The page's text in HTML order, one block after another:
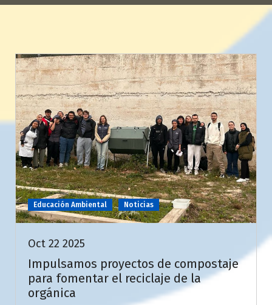
Educación Ambiental Noticias
Oct 22 2025
Impulsamos proyectos de compostaje
para fomentar el reciclaje de la
orgánica